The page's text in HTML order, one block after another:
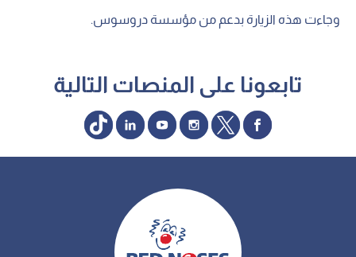
وجاءت هذه الزيارة بدعم من مؤسسة دروسوس.
تابعونا على المنصات التالية